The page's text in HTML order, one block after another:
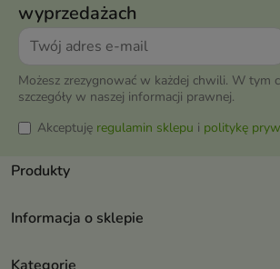
wyprzedażach
Możesz zrezygnować w każdej chwili. W tym
szczegóły w naszej informacji prawnej.
Akceptuję regulamin sklepu i politykę
Produkty
Informacja o sklepie